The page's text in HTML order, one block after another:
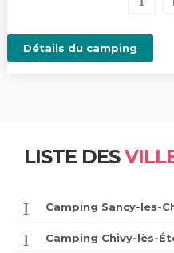
Détails du camping
LISTE DES
Camping Sancy-les-
Camping Chivy-lès-